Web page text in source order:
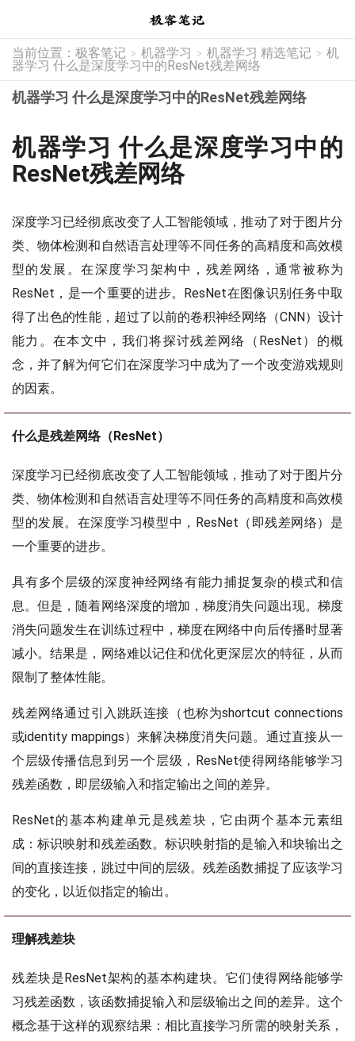
当前位置： 极客笔记 > 机器学习 > 机器学习 精选笔记 > 机
器学习 什么是深度学习中的ResNet残差网络
机器学习 什么是深度学习中的ResNet残差网络
机器学习 什么是深度学习中的
ResNet残差网络
深度学习已经彻底改变了人工智能领域，推动了对于图片分
类、物体检测和自然语言处理等不同任务的高精度和高效模
型的发展。在深度学习架构中，残差网络，通常被称为
ResNet，是一个重要的进步。ResNet在图像识别任务中取
得了出色的性能，超过了以前的卷积神经网络（CNN）设计
能力。在本文中，我们将探讨残差网络（ResNet）的概
念，并了解为何它们在深度学习中成为了一个改变游戏规则
的因素。
什么是残差网络（ResNet）
深度学习已经彻底改变了人工智能领域，推动了对于图片分
类、物体检测和自然语言处理等不同任务的高精度和高效模
型的发展。在深度学习模型中，ResNet（即残差网络）是
一个重要的进步。
具有多个层级的深度神经网络有能力捕捉复杂的模式和信
息。但是，随着网络深度的增加，梯度消失问题出现。梯度
消失问题发生在训练过程中，梯度在网络中向后传播时显著
减小。结果是，网络难以记住和优化更深层次的特征，从而
限制了整体性能。
残差网络通过引入跳跃连接（也称为shortcut connections
或identity mappings）来解决梯度消失问题。通过直接从一
个层级传播信息到另一个层级，ResNet使得网络能够学习
残差函数，即层级输入和指定输出之间的差异。
ResNet的基本构建单元是残差块，它由两个基本元素组
成：标识映射和残差函数。标识映射指的是输入和块输出之
间的直接连接，跳过中间的层级。残差函数捕捉了应该学习
的变化，以近似指定的输出。
理解残差块
残差块是ResNet架构的基本构建块。它们使得网络能够学
习残差函数，该函数捕捉输入和层级输出之间的差异。这个
概念基于这样的观察结果：相比直接学习所需的映射关系，